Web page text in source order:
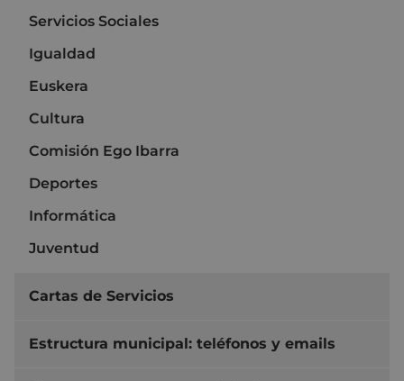
Servicios Sociales
Igualdad
Euskera
Cultura
Comisión Ego Ibarra
Deportes
Informática
Juventud
Cartas de Servicios
Estructura municipal: teléfonos y emails